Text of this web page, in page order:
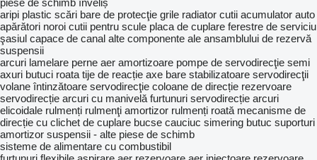
piese de schimb înveliș
aripi plastic scări bare de protecţie grile radiator cutii acumulator auto
apărători noroi cutii pentru scule placa de cuplare ferestre de serviciu
şasiul capace de canal alte componente ale ansamblului de rezervă
suspensii
arcuri lamelare perne aer amortizoare pompe de servodirecţie semi
axuri butuci roata tije de reacție axe bare stabilizatoare servodirecţii
volane întinzătoare servodirecţie coloane de direcție rezervoare
servodirecție arcuri cu manivelă furtunuri servodirecție arcuri
elicoidale rulmenți rulmenţi amortizor rulmenți roată mecanisme de
direcție cu clichet de cuplare bucse cauciuc simering butuc suporturi
amortizor suspensii - alte piese de schimb
sisteme de alimentare cu combustibil